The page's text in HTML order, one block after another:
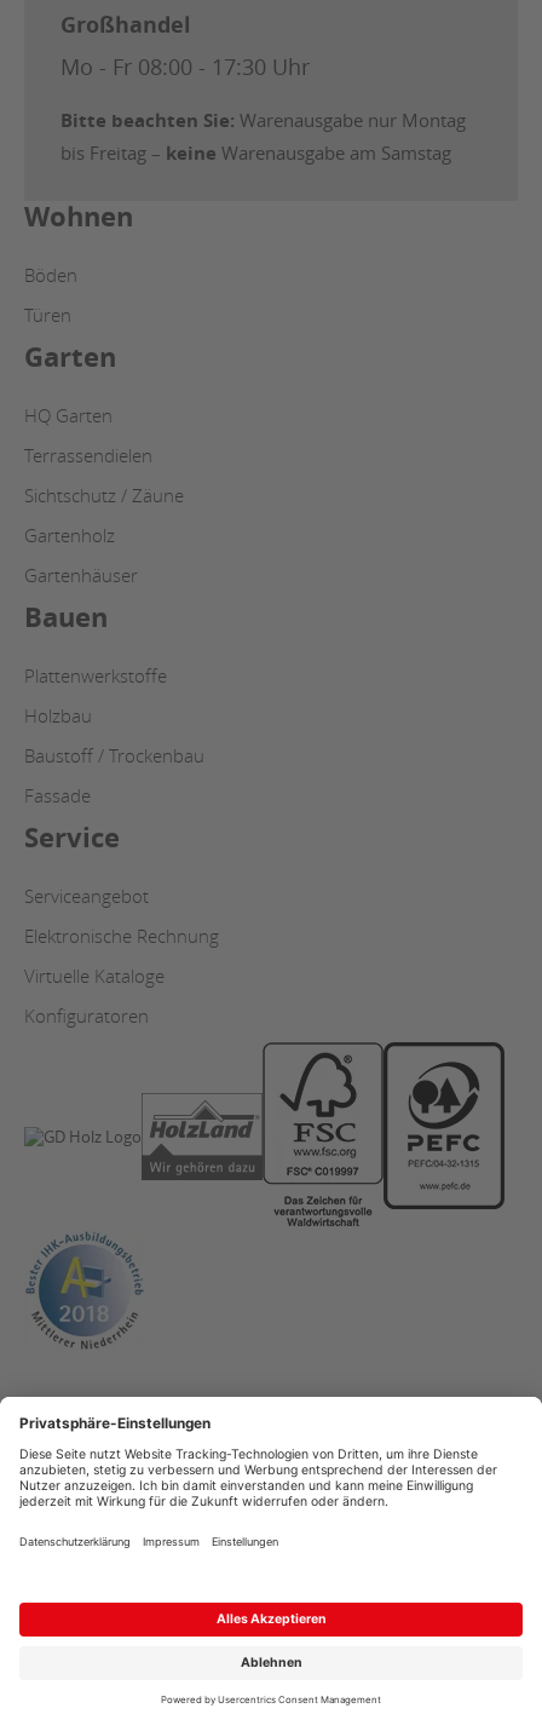
Großhandel
Mo - Fr 08:00 - 17:30 Uhr
Bitte beachten Sie: Warenausgabe nur Montag
bis Freitag – keine Warenausgabe am Samstag
Wohnen
Böden
Türen
Garten
HQ Garten
Terrassendielen
Sichtschutz / Zäune
Gartenholz
Gartenhäuser
Bauen
Plattenwerkstoffe
Holzbau
Baustoff / Trockenbau
Fassade
Service
Serviceangebot
Elektronische Rechnung
Virtuelle Kataloge
Konfiguratoren
AGB
Datenschutz
Impressum
Streitschlichtung